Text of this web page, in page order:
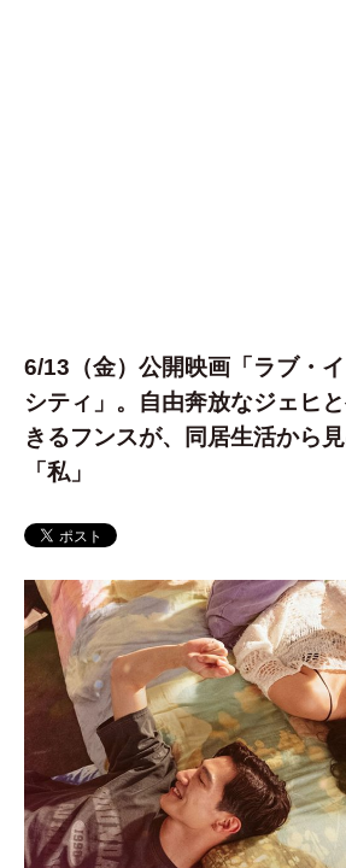
6/13（金）公開映画「ラブ・
シティ」。自由奔放なジェヒ
きるフンスが、同居生活から
「私」